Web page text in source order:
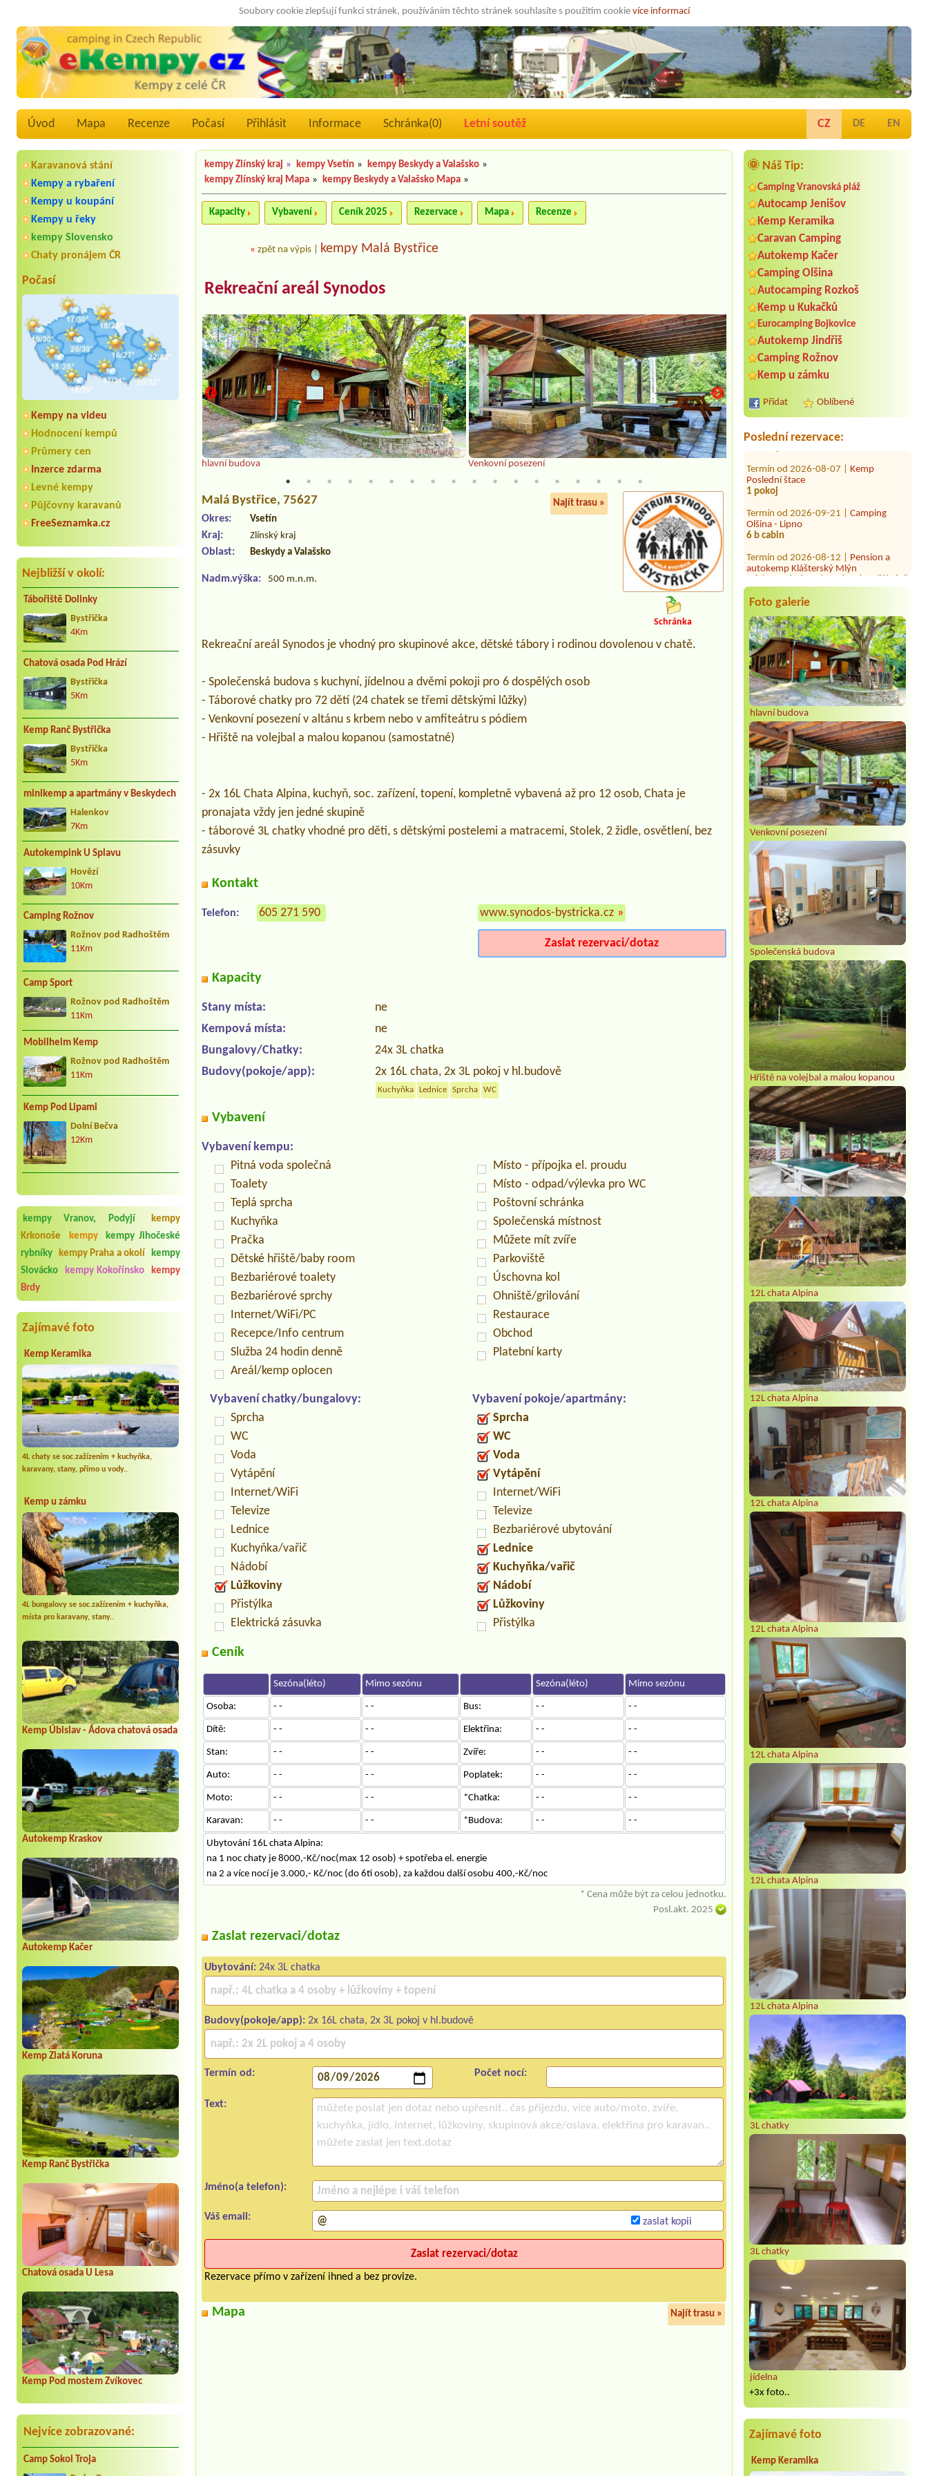
Soubory cookie zlepšují funkci stránek, používáním těchto stránek souhlasíte s použitím cookie více informací
Úvod Mapa Recenze Počasí Přihlásit Informace Schránka(0) Letní soutěž CZ DE EN
Karavanová stání
Kempy a rybaření
Kempy u koupání
Kempy u řeky
kempy Slovensko
Chaty pronájem ČR
Počasí
Kempy na videu
Hodnocení kempů
Průmery cen
Inzerce zdarma
Levné kempy
Půjčovny karavanů
FreeSeznamka.cz
Nejbližší v okolí:
Tábořiště Dolinky
Bystřička
4Km
Chatová osada Pod Hrází
Bystřička
5Km
Kemp Ranč Bystřička
Bystřička
5Km
minikemp a apartmány v Beskydech
Halenkov
7Km
Autokempink U Splavu
Hovězí
10Km
Camping Rožnov
Rožnov pod Radhoštěm
11Km
Camp Sport
Rožnov pod Radhoštěm
11Km
Mobilheim Kemp
Rožnov pod Radhoštěm
11Km
Kemp Pod Lipami
Dolní Bečva
12Km
kempy Vranov, Podyjí
kempy
Krkonoše
kempy
kempy Jihočeské
rybníky
kempy Praha a okolí
kempy
Slovácko
kempy Kokořínsko
kempy
Brdy
Zajímavé foto
Kemp Keramika
4L chaty se soc.zažízením + kuchyňka,
karavany, stany, přímo u vody..
Kemp u zámku
4L bungalovy se soc.zažízením + kuchyňka,
místa pro karavany, stany..
Kemp Úbislav - Ádova chatová osada
Autokemp Kraskov
Autokemp Kačer
Kemp Zlatá Koruna
Kemp Ranč Bystřička
Chatová osada U Lesa
Kemp Pod mostem Zvíkovec
Nejvíce zobrazované:
Camp Sokol Troja
🌞 Náš Tip:
Camping Vranovská pláž
Autocamp Jenišov
Kemp Keramika
Caravan Camping
Autokemp Kačer
Camping Olšina
Autocamping Rozkoš
Kemp u Kukačků
Eurocamping Bojkovice
Autokemp Jindřiš
Camping Rožnov
Kemp u zámku
Přidat Oblíbené
Poslední rezervace:
Termín od 2026-08-01 |
Slunečná
1 Zelt 2 Personen und ein Hund 1
Termín od 2026-07-31 |Autokempink
Dřenice
1xStellplatz 2 Personen mit Steom
Termín od 2026-08-07 |
Poslední štace
1 pokoj
Termín od 2026-09-21 |
Olšina - Lipno
6 b cabin
Termín od 2026-08-12 |
autokemp Klášterský Mlýn
místo pro jeden stan, dva dospělí, dvě
děti
Termín od 2026-08-14 |
Husarůvkou
2 místa ,2 stany ,automobil
Termín od 2026-07-26 |Minikemp
Harta
3 místa pro stany + 5 dospělích osob
Termín od 2026-07-29 |Autokemp
Seč Pláž
2L
Termín od 2026-08-07 |Autokemp u
Skalníků
4 lůžková chata 4 soby +pes
Termín od 2026-07-24 |Autokemp
Koryčany
1 misto pro stan + jedna osoba
Foto galerie
hlavní budova
Venkovní posezení
Společenská budova
Hřiště na volejbal a malou kopanou
12L chata Alpina
12L chata Alpina
12L chata Alpina
12L chata Alpina
12L chata Alpina
12L chata Alpina
12L chata Alpina
3L chatky
3L chatky
jídelna
+3x foto..
Zajímavé foto
Kemp Keramika
kempy Zlínský kraj » kempy Vsetín » kempy Beskydy a Valašsko »
kempy Zlínský kraj Mapa » kempy Beskydy a Valašsko Mapa »
Kapacity Vybavení Ceník 2025 Rezervace Mapa Recenze
«zpět na výpis kempy Malá Bystřice
Rekreační areál Synodos
hlavní budova Venkovní posezení Společenská budova
Malá Bystřice, 75627 Najít trasu »
Okres: Vsetín
Kraj: Zlínský kraj
Oblast: Beskydy a Valašsko
Nadm.výška: 500 m.n.m.
Schránka
Rekreační areál Synodos je vhodný pro skupinové akce, dětské tábory i rodinou dovolenou v chatě.
- Společenská budova s kuchyní, jídelnou a dvěmi pokoji pro 6 dospělých osob
- Táborové chatky pro 72 dětí (24 chatek se třemi dětskými lůžky)
- Venkovní posezení v altánu s krbem nebo v amfiteátru s pódiem
- Hřiště na volejbal a malou kopanou (samostatné)
- 2x 16L Chata Alpina, kuchyň, soc. zařízení, topení, kompletně vybavená až pro 12 osob, Chata je
pronajata vždy jen jedné skupině
- táborové 3L chatky vhodné pro děti, s dětskými postelemi a matracemi, Stolek, 2 židle, osvětlení, bez
zásuvky
Kontakt
Telefon: 605 271 590 www.synodos-bystricka.cz »
Zaslat rezervaci/dotaz
Kapacity
Stany místa:
ne
Kempová místa:
ne
Bungalovy/Chatky:
24x 3L chatka
Budovy(pokoje/app):
2x 16L chata, 2x 3L pokoj v hl.budově
Kuchyňka Lednice Sprcha WC
Vybavení
Vybavení kempu:
Pitná voda společná
Toalety
Teplá sprcha
Kuchyňka
Pračka
Dětské hřiště/baby room
Bezbariérové toalety
Bezbariérové sprchy
Internet/WiFi/PC
Recepce/Info centrum
Služba 24 hodin denně
Areál/kemp oplocen
Místo - přípojka el. proudu
Místo - odpad/výlevka pro WC
Poštovní schránka
Společenská místnost
Můžete mít zvíře
Parkoviště
Úschovna kol
Ohniště/grilování
Restaurace
Obchod
Platební karty
Vybavení chatky/bungalovy:
Sprcha
WC
Voda
Vytápění
Internet/WiFi
Televize
Lednice
Kuchyňka/vařič
Nádobí
Lůžkoviny
Přistýlka
Elektrická zásuvka
Vybavení pokoje/apartmány:
Sprcha
WC
Voda
Vytápění
Internet/WiFi
Televize
Bezbariérové ubytování
Lednice
Kuchyňka/vařič
Nádobí
Lůžkoviny
Přistýlka
Ceník
Sezóna(léto) Mimo sezónu Sezóna(léto) Mimo sezónu
Osoba: - - - - Bus: - - - -
Dítě: - - - - Elektřina: - - - -
Stan: - - - - Zvíře: - - - -
Auto: - - - - Poplatek: - - - -
Moto: - - - - *Chatka: - - - -
Karavan: - - - - *Budova: - - - -
Ubytování 16L chata Alpina:
na 1 noc chaty je 8000,-Kč/noc(max 12 osob) + spotřeba el. energie
na 2 a více nocí je 3.000,- Kč/noc (do 6ti osob), za každou další osobu 400,-Kč/noc
* Cena může být za celou jednotku.
Posl.akt. 2025
Zaslat rezervaci/dotaz
Ubytování: 24x 3L chatka
Budovy(pokoje/app): 2x 16L chata, 2x 3L pokoj v hl.budově
Termín od: Počet nocí:
Text:
Jméno(a telefon):
Váš email: zaslat kopii
Rezervace přímo v zařízení ihned a bez provize.
Mapa Najít trasu »